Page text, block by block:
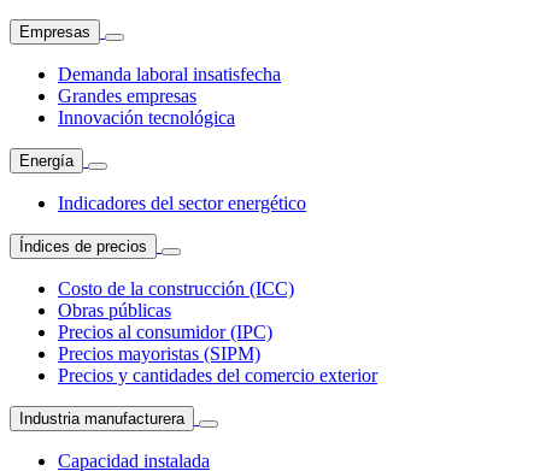
Empresas
Demanda laboral insatisfecha
Grandes empresas
Innovación tecnológica
Energía
Indicadores del sector energético
Índices de precios
Costo de la construcción (ICC)
Obras públicas
Precios al consumidor (IPC)
Precios mayoristas (SIPM)
Precios y cantidades del comercio exterior
Industria manufacturera
Capacidad instalada